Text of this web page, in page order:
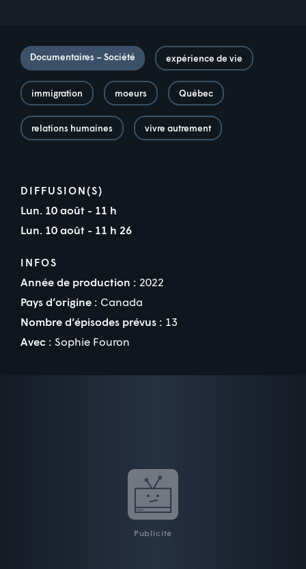
Documentaires – Société expérience de vie
immigration moeurs Québec
relations humaines vivre autrement
DIFFUSION(S)
Lun. 10 août - 11 h
Lun. 10 août - 11 h 26
INFOS
Année de production : 2022
Pays d’origine : Canada
Nombre d’épisodes prévus : 13
Avec : Sophie Fouron
Publicité